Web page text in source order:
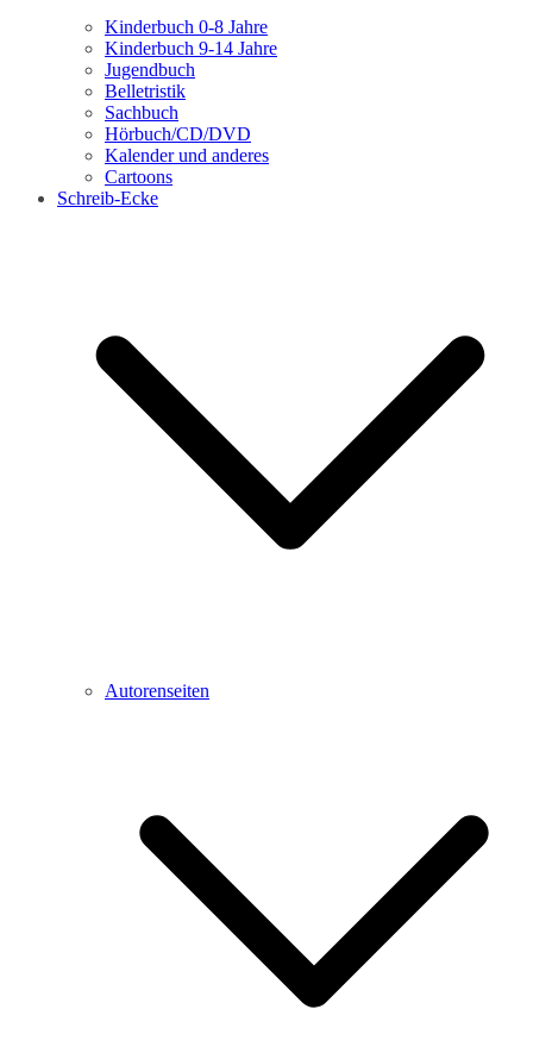
Kinderbuch 0-8 Jahre
Kinderbuch 9-14 Jahre
Jugendbuch
Belletristik
Sachbuch
Hörbuch/CD/DVD
Kalender und anderes
Cartoons
Schreib-Ecke
Autorenseiten